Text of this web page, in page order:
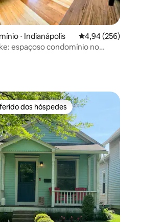
média de 5, 596 avaliações
⋅ Indianápolis 4,94 de uma avaliação
4,94 (256)
espaçoso condomínio no
média de 5, 121 avaliações
melhores preferidos dos hóspedes
dos hóspedes